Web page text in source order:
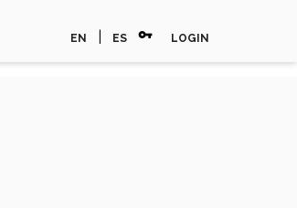
EN ES vpn_key LOGIN